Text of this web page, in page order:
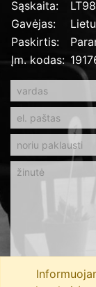
Sąskaita:
Gavėjas:
Paskirtis:
Įm. kodas: